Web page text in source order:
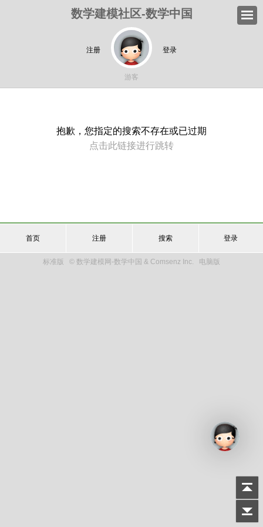
数学建模社区-数学中国
注册 登录
游客
抱歉，您指定的搜索不存在或已过期
点击此链接进行跳转
首页 注册 搜索 登录
标准版 © 数学建模网-数学中国 & Comsenz Inc. 电脑版